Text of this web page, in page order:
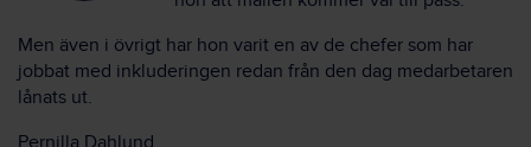
Men även i övrigt har hon varit en av de chefer som har
jobbat med inkluderingen redan från den dag medarbetaren
lånats ut.
Pernilla Dahlund,